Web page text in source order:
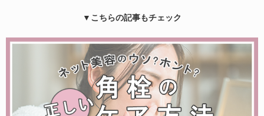
▼こちらの記事もチェック